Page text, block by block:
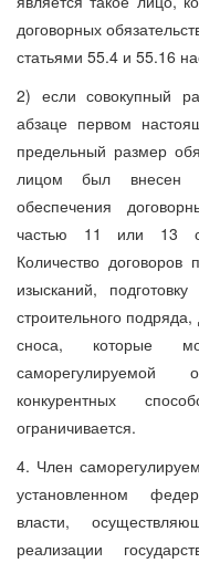
договорных
статьями 55.4 и 55.16
2) если совокупный
абзаце первом
предельный размер
лицом был внесен
обеспечения
частью 11 или 13
Количество
изысканий,
строительного
сноса, которые
саморегулируемой
конкурентных
ограничивается.
4. Член
установленном
власти,
реализации